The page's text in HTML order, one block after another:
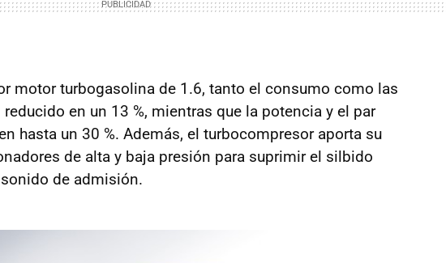
motor turbogasolina de 1.6, tanto el consumo como las
en un 13 %, mientras que la potencia y el par
hasta un 30 %. Además, el turbocompresor aporta su
de alta y baja presión para suprimir el silbido
de admisión.